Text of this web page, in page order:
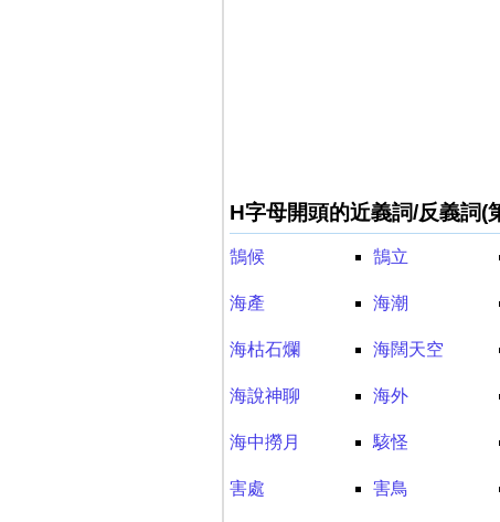
H字母開頭的近義詞/反義詞(
鵠候 鵠立
海產 海潮
海枯石爛 海闊天空
海說神聊 海外
海中撈月 駭怪
害處 害鳥